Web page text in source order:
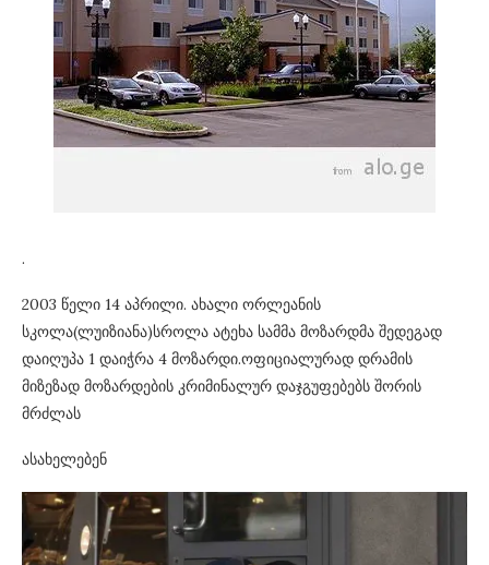
.
2003 წელი 14 აპრილი. ახალი ორლეანის
სკოლა(ლუიზიანა)სროლა ატეხა სამმა მოზარდმა შედეგად
დაიღუპა 1 დაიჭრა 4 მოზარდი.ოფიციალურად დრამის
მიზეზად მოზარდების კრიმინალურ დაჯგუფებებს შორის
მრძლას
ასახელებენ